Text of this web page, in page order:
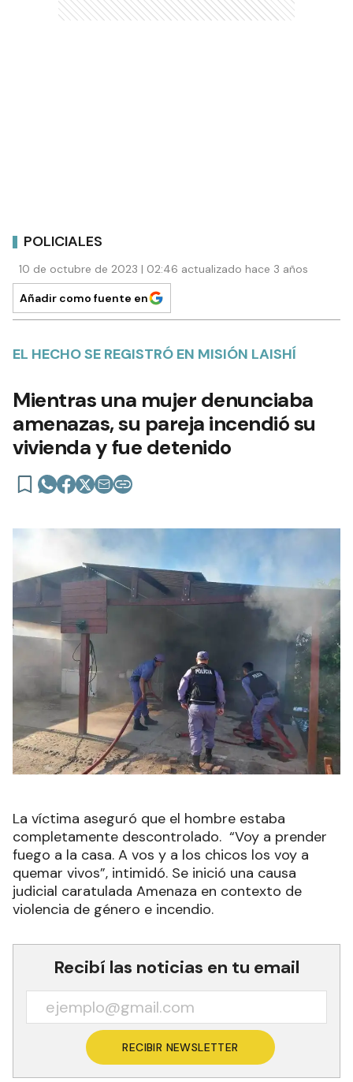
POLICIALES
10 de octubre de 2023 | 02:46 actualizado hace 3 años
Añadir como fuente en
EL HECHO SE REGISTRÓ EN MISIÓN LAISHÍ
Mientras una mujer denunciaba
amenazas, su pareja incendió su
vivienda y fue detenido
La víctima aseguró que el hombre estaba
completamente descontrolado. “Voy a prender
fuego a la casa. A vos y a los chicos los voy a
quemar vivos”, intimidó. Se inició una causa
judicial caratulada Amenaza en contexto de
violencia de género e incendio.
Recibí las noticias en tu email
RECIBIR NEWSLETTER